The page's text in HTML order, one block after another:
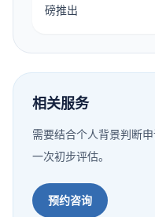
磅推出
相关服务
需要结合个人背景判断
一次初步评估。
预约咨询